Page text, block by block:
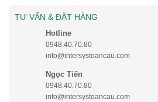
TƯ VẤN & ĐẶT HÀNG
Hotline
0948.40.70.80
info@intersystoancau.com
Ngọc Tiến
0948.40.70.80
info@intersystoancau.com